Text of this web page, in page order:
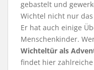
gebastelt und
Wichtel nicht nur
Er hat auch einige
Menschenkinder.
Wichteltür als
findet hier